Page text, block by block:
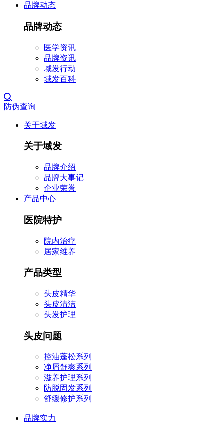
品牌动态
品牌动态
医学资讯
品牌资讯
域发行动
域发百科
防伪查询
关于域发
关于域发
品牌介绍
品牌大事记
企业荣誉
产品中心
医院特护
院内治疗
居家维养
产品类型
头皮精华
头皮清洁
头发护理
头皮问题
控油蓬松系列
净屑舒爽系列
滋养护理系列
防脱固发系列
舒缓修护系列
品牌实力